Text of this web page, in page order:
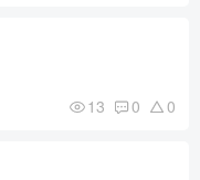
13 0 0